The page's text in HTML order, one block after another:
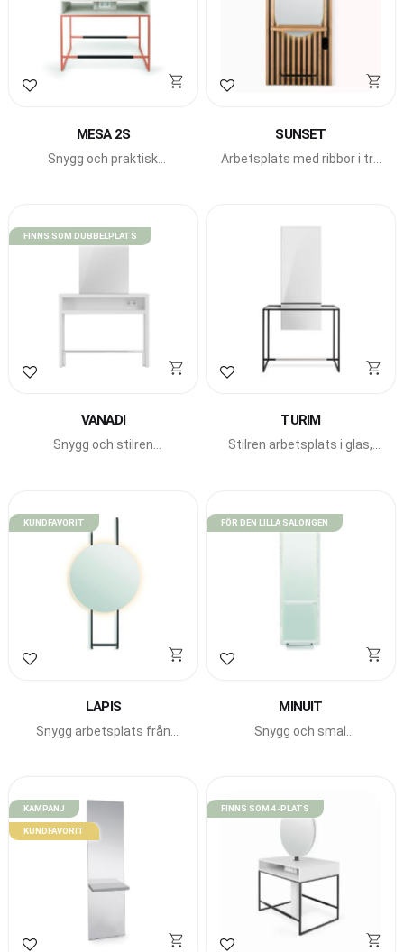
Lägg till i favoriter
MESA 2S
Snygg och praktisk
Lägg till i favoriter
SUNSET
Arbetsplats med ribbor i trä
Lägg till i favoriter
VANADI
Snygg och stilren
FINNS SOM DUBBELPLATS
Lägg till i favoriter
TURIM
Stilren arbetsplats i glas,
Lägg till i favoriter
LAPIS
Snygg arbetsplats från
KUNDFAVORIT
Lägg till i favoriter
MINUIT
Snygg och smal
FÖR DEN LILLA SALONGEN
KAMPANJ
KUNDFAVORIT
FINNS SOM 4-PLATS